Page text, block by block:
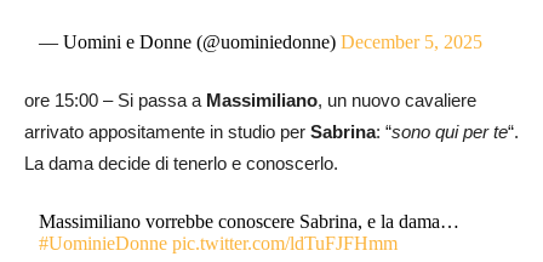
— Uomini e Donne (@uominiedonne)December 5, 2025
ore 15:00 – Si passa a Massimiliano, un nuovo cavaliere
arrivato appositamente in studio per Sabrina: “sono qui per te“.
La dama decide di tenerlo e conoscerlo.
Massimiliano vorrebbe conoscere Sabrina, e la dama…
#UominieDonne pic.twitter.com/ldTuFJFHmm